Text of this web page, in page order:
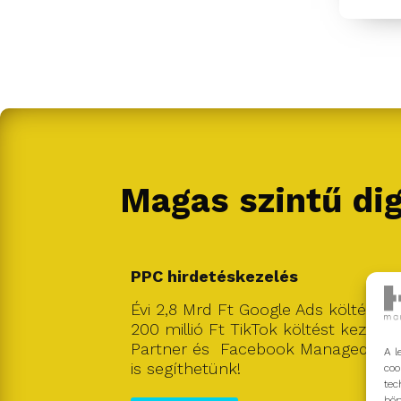
A
Magas szintű
PPC hirdetéskezelés
Évi 2,8 Mrd Ft Google Ads költést,
200 millió Ft TikTok költést
Partner és Facebook Managed
is segíthetünk!